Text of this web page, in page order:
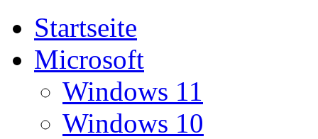
Startseite
Microsoft
Windows 11
Windows 10